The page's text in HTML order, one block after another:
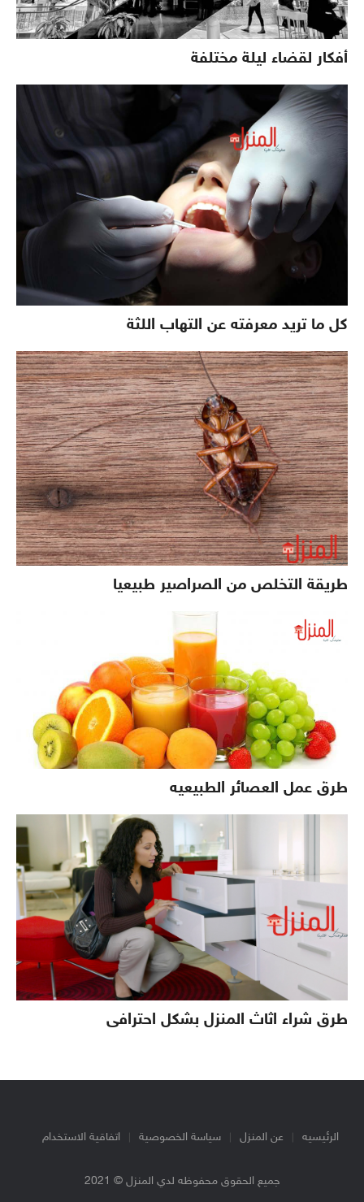
أفكار لقضاء ليلة مختلفة
كل ما تريد معرفته عن التهاب اللثة
طريقة التخلص من الصراصير طبيعيا
طرق عمل العصائر الطبيعيه
طرق شراء اثاث المنزل بشكل احترافى
الرئيسيه عن المنزل سياسة الخصوصية اتفاقية الاستخدام
جميع الحقوق محفوظه لدي المنزل © 2021